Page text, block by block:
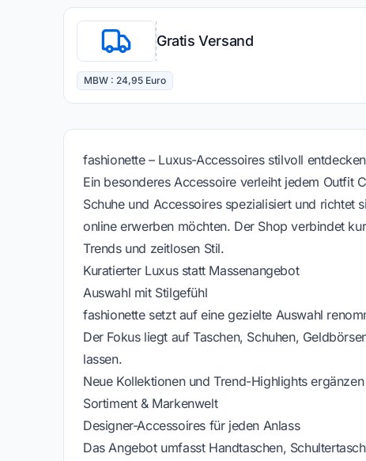
Gratis Versand
MBW : 24,95 Euro
fashionette – Luxus-Accessoires stilvoll
Ein besonderes Accessoire verleiht jedem Outfit
Schuhe und Accessoires spezialisiert und richtet
online erwerben möchten. Der Shop verbindet
Trends und zeitlosen Stil.
Kuratierter Luxus statt Massenangebot
Auswahl mit Stilgefühl
fashionette setzt auf eine gezielte Auswahl
Der Fokus liegt auf Taschen, Schuhen,
lassen.
Neue Kollektionen und Trend-Highlights
Sortiment & Markenwelt
Designer-Accessoires für jeden Anlass
Das Angebot umfasst Handtaschen,